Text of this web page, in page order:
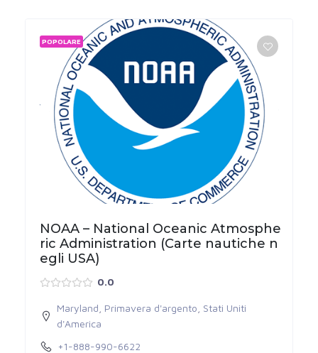
POPOLARE
NOAA – National Oceanic Atmosphe
ric Administration (Carte nautiche n
egli USA)
0.0
Maryland Primavera d'argento Stati Uniti
d'America
+1-888-990-6622